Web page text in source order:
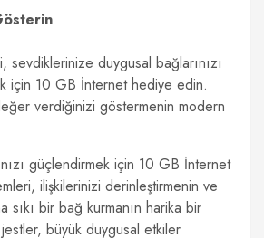
sevdiklerinize duygusal bağlarınızı
için 10 GB İnternet hediye edin.
verdiğinizi göstermenin modern
güçlendirmek için 10 GB İnternet
ilişkilerinizi derinleştirmenin ve
sıkı bir bağ kurmanın harika bir
büyük duygusal etkiler